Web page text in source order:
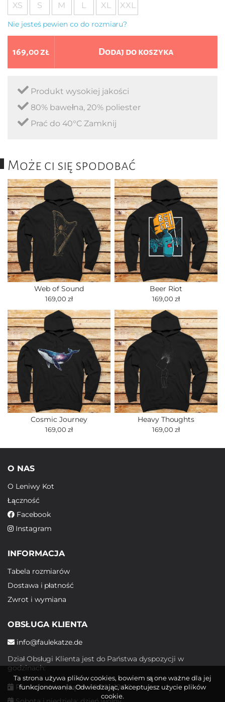
XS S M L XL XXL
Nie jesteś pewien co do rozmiaru?
169,00 zł Dodaj do koszyka
Produkt wysokiej jakości
80% bawełna, 20% poliester
Prać do 40°C Zamknij
Może ci się spodobać
Web of Sound
169,00 zł
Beer Riot
169,00 zł
Cosmic Journey
169,00 zł
Heavy Thoughts
169,00 zł
O NAS
O Leniwy Kot
Łączność
Facebook
Instagram
INFORMACJA
Tabela rozmiarów
Dostawa i płatność
Zwrot i wymiana
OBSŁUGA KLIENTA
info@faulekatze.de
Dział Obsługi Klienta jest do Państwa dyspozycji w
godzinach:
Poniedziałek - piątek: 10:00 - 19:00
Ta strona używa plików cookies, bowiem są one ważne dla jej
funkcjonowania. Odwiedzając, akceptujesz użycie plików
cookie.